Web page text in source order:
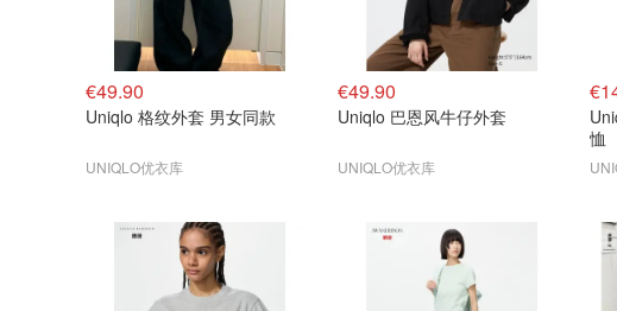
€49.90
Uniqlo 格纹外套 男女同款
UNIQLO优衣库
€49.90
Uniqlo 巴恩风牛仔外套
UNIQLO优衣库
恤